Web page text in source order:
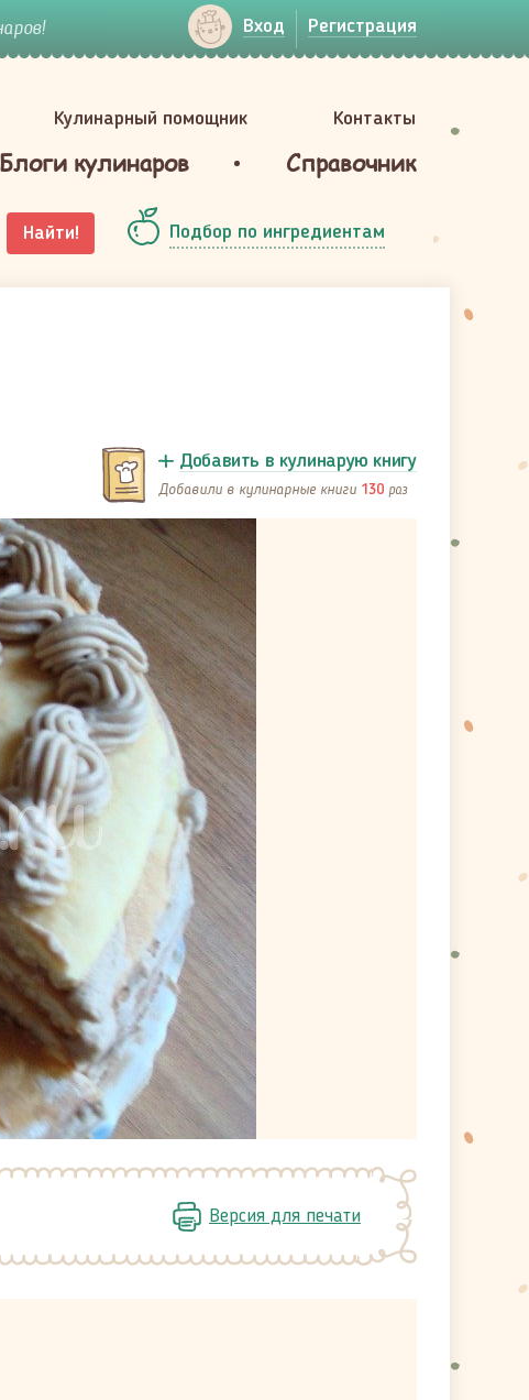
Вход Регистрация
Кулинарный помощник Контакты
Блоги кулинаров Справочник
Найти! Подбор по ингредиентам
Добавить в кулинарую книгу
Добавили в кулинарные книги 130 раз
Версия для печати